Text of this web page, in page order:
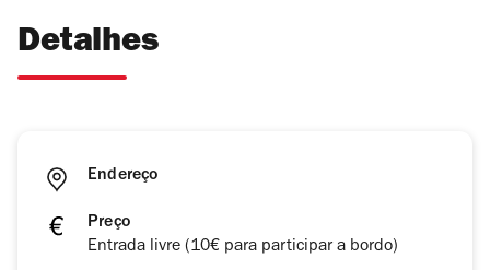
Detalhes
Endereço
Preço
Entrada livre (10€ para participar a bordo)